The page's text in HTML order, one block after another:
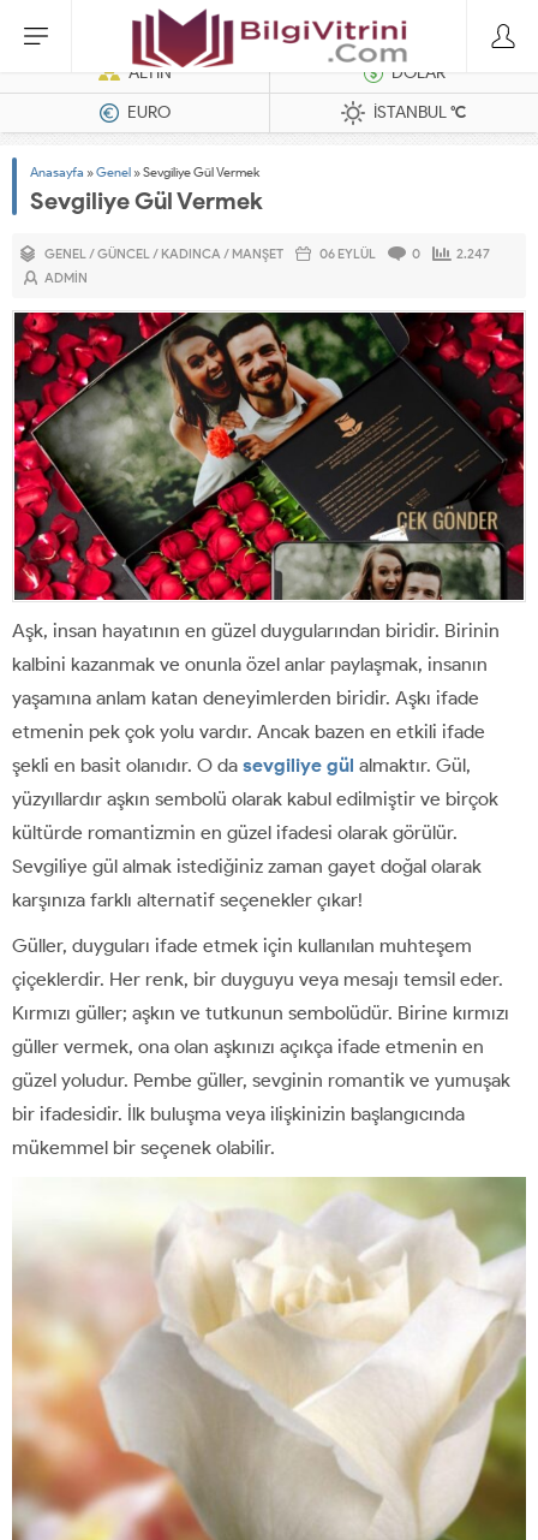
Dizel Jeneratörler
ALTIN
DOLAR
EURO
İSTANBUL°C
Anasayfa »Genel »Sevgiliye Gül Vermek
Sevgiliye Gül Vermek
GENEL/GÜNCEL/ KADINCA/ MANŞET 06 EYLÜL 0
2.247
ADMIN
Aşk, insan hayatının en güzel duygularından biridir. Birinin
kalbini kazanmak ve onunla özel anlar paylaşmak, insanın
yaşamına anlam katan deneyimlerden biridir. Aşkı ifade
etmenin pek çok yolu vardır. Ancak bazen en etkili ifade
şekli en basit olanıdır. O da sevgiliye gül almaktır. Gül,
yüzyıllardır aşkın sembolü olarak kabul edilmiştir ve birçok
kültürde romantizmin en güzel ifadesi olarak görülür.
Sevgiliye gül almak istediğiniz zaman gayet doğal olarak
karşınıza farklı alternatif seçenekler çıkar!
Güller, duyguları ifade etmek için kullanılan muhteşem
çiçeklerdir. Her renk, bir duyguyu veya mesajı temsil eder.
Kırmızı güller; aşkın ve tutkunun sembolüdür. Birine kırmızı
güller vermek, ona olan aşkınızı açıkça ifade etmenin en
güzel yoludur. Pembe güller, sevginin romantik ve yumuşak
bir ifadesidir. İlk buluşma veya ilişkinizin başlangıcında
mükemmel bir seçenek olabilir.